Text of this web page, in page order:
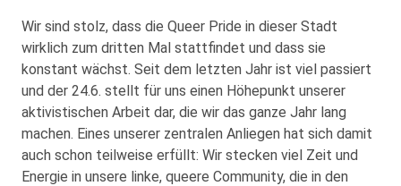
Wir sind stolz, dass die Queer Pride in dieser Stadt
wirklich zum dritten Mal stattfindet und dass sie
konstant wächst. Seit dem letzten Jahr ist viel passiert
und der 24.6. stellt für uns einen Höhepunkt unserer
aktivistischen Arbeit dar, die wir das ganze Jahr lang
machen. Eines unserer zentralen Anliegen hat sich damit
auch schon teilweise erfüllt: Wir stecken viel Zeit und
Energie in unsere linke, queere Community, die in den